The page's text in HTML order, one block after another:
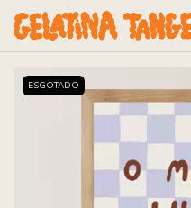
ESGOTADO